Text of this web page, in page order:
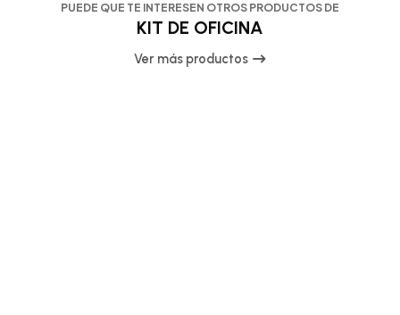
PUEDE QUE TE INTERESEN OTROS PRODUCTOS DE
KIT DE OFICINA
Ver más productos